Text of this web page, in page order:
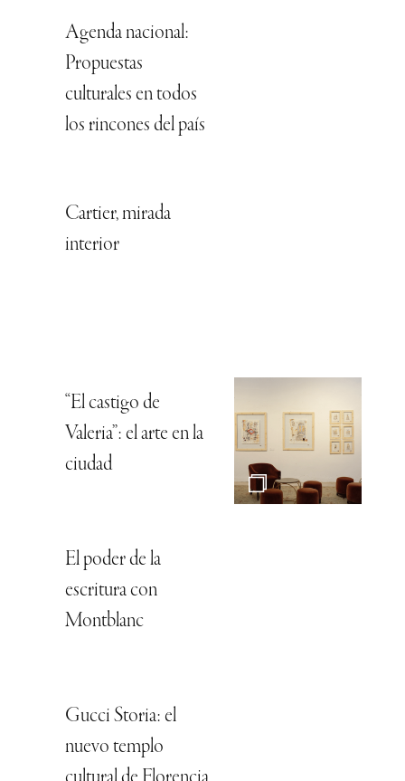
Agenda nacional:
Propuestas
culturales en todos
los rincones del país
Cartier, mirada
interior
“El castigo de
Valeria”: el arte en la
ciudad
El poder de la
escritura con
Montblanc
Gucci Storia: el
nuevo templo